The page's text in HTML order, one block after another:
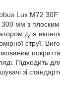
Lux M72
мм з
для
струї.
Підходить
зі